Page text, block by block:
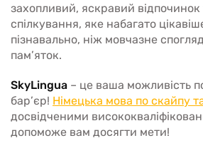
захопливий, яскравий
спілкування, яке набагато
пізнавально, ніж мовчазне
пам’яток.
SkyLingua – це ваша можливість
бар’єр! Німецька мова по скайпу
досвідченими
допоможе вам досягти мети!